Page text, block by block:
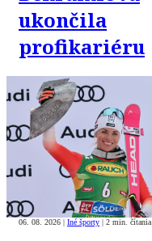
ukončila
profikariéru
06. 08. 2026 | Iné športy | 2 min. čítania